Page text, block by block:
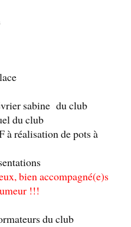
sabine du club
du club
à réalisation de pots à
bien accompagné(e)s
!!!
du club